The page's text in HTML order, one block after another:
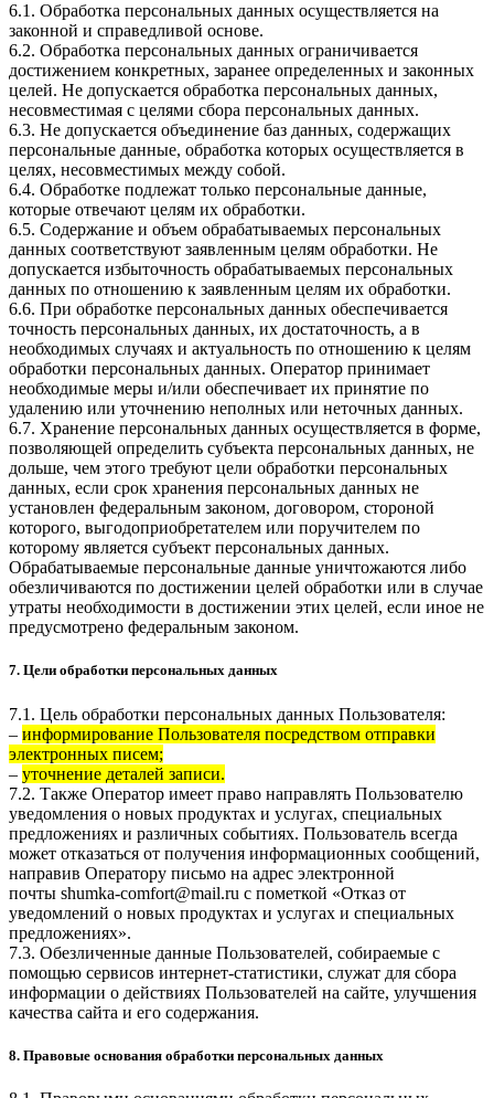
6.1. Обработка персональных данных осуществляется на
законной и справедливой основе.
6.2. Обработка персональных данных ограничивается
достижением конкретных, заранее определенных и законных
целей. Не допускается обработка персональных данных,
несовместимая с целями сбора персональных данных.
6.3. Не допускается объединение баз данных, содержащих
персональные данные, обработка которых осуществляется в
целях, несовместимых между собой.
6.4. Обработке подлежат только персональные данные,
которые отвечают целям их обработки.
6.5. Содержание и объем обрабатываемых персональных
данных соответствуют заявленным целям обработки. Не
допускается избыточность обрабатываемых персональных
данных по отношению к заявленным целям их обработки.
6.6. При обработке персональных данных обеспечивается
точность персональных данных, их достаточность, а в
необходимых случаях и актуальность по отношению к целям
обработки персональных данных. Оператор принимает
необходимые меры и/или обеспечивает их принятие по
удалению или уточнению неполных или неточных данных.
6.7. Хранение персональных данных осуществляется в форме,
позволяющей определить субъекта персональных данных, не
дольше, чем этого требуют цели обработки персональных
данных, если срок хранения персональных данных не
установлен федеральным законом, договором, стороной
которого, выгодоприобретателем или поручителем по
которому является субъект персональных данных.
Обрабатываемые персональные данные уничтожаются либо
обезличиваются по достижении целей обработки или в случае
утраты необходимости в достижении этих целей, если иное не
предусмотрено федеральным законом.
7. Цели обработки персональных данных
7.1. Цель обработки персональных данных Пользователя:
– информирование Пользователя посредством отправки
электронных писем;
– уточнение деталей записи.
7.2. Также Оператор имеет право направлять Пользователю
уведомления о новых продуктах и услугах, специальных
предложениях и различных событиях. Пользователь всегда
может отказаться от получения информационных сообщений,
направив Оператору письмо на адрес электронной
почты shumka-comfort@mail.ru с пометкой «Отказ от
уведомлений о новых продуктах и услугах и специальных
предложениях».
7.3. Обезличенные данные Пользователей, собираемые с
помощью сервисов интернет-статистики, служат для сбора
информации о действиях Пользователей на сайте, улучшения
качества сайта и его содержания.
8. Правовые основания обработки персональных данных